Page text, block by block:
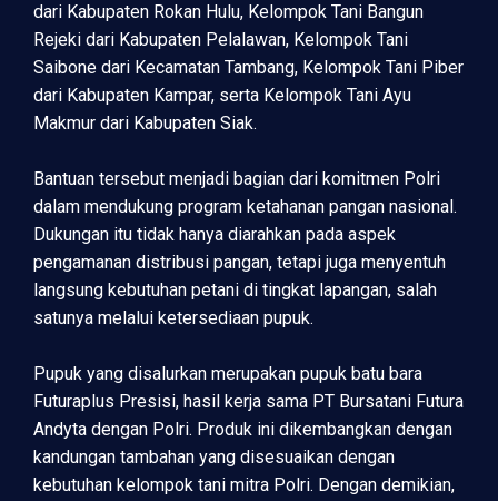
dari Kabupaten Rokan Hulu, Kelompok Tani Bangun
Rejeki dari Kabupaten Pelalawan, Kelompok Tani
Saibone dari Kecamatan Tambang, Kelompok Tani Piber
dari Kabupaten Kampar, serta Kelompok Tani Ayu
Makmur dari Kabupaten Siak.
Bantuan tersebut menjadi bagian dari komitmen Polri
dalam mendukung program ketahanan pangan nasional.
Dukungan itu tidak hanya diarahkan pada aspek
pengamanan distribusi pangan, tetapi juga menyentuh
langsung kebutuhan petani di tingkat lapangan, salah
satunya melalui ketersediaan pupuk.
Pupuk yang disalurkan merupakan pupuk batu bara
Futuraplus Presisi, hasil kerja sama PT Bursatani Futura
Andyta dengan Polri. Produk ini dikembangkan dengan
kandungan tambahan yang disesuaikan dengan
kebutuhan kelompok tani mitra Polri. Dengan demikian,